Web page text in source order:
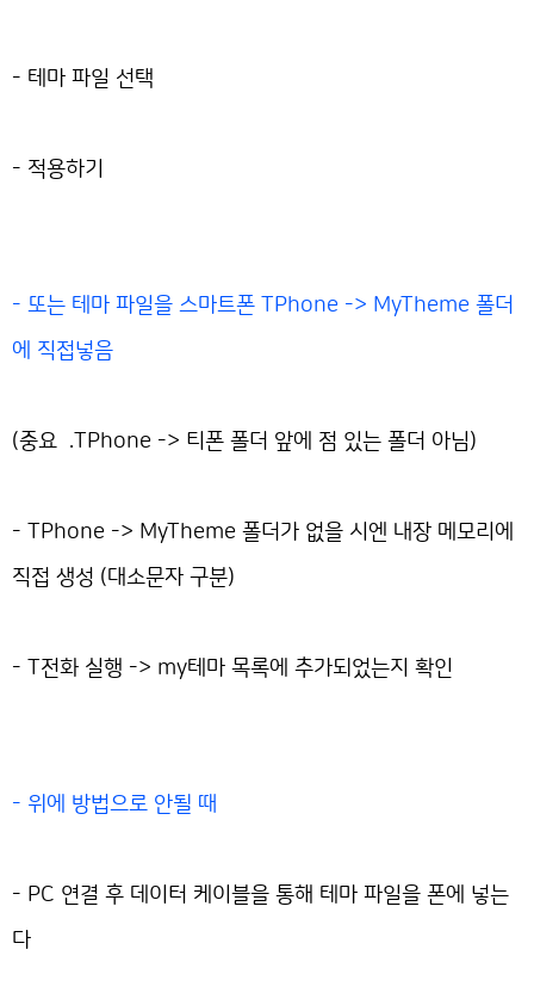
- 테마 파일 선택
- 적용하기
- 또는 테마 파일을 스마트폰 TPhone -> MyTheme 폴더
에 직접넣음
(중요 .TPhone -> 티폰 폴더 앞에 점 있는 폴더 아님)
- TPhone -> MyTheme 폴더가 없을 시엔 내장 메모리에
직접 생성 (대소문자 구분)
- T전화 실행 -> my테마 목록에 추가되었는지 확인
- 위에 방법으로 안될 때
- PC 연결 후 데이터 케이블을 통해 테마 파일을 폰에 넣는
다